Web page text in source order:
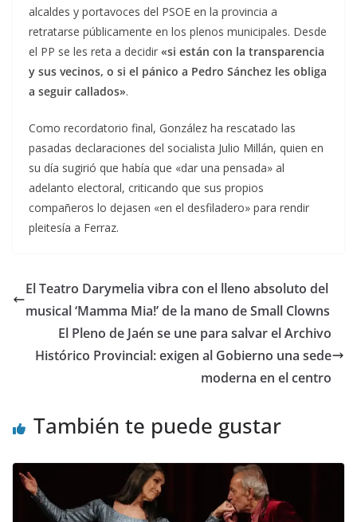
alcaldes y portavoces del PSOE en la provincia a
retratarse públicamente en los plenos municipales. Desde
el PP se les reta a decidir «si están con la transparencia
y sus vecinos, o si el pánico a Pedro Sánchez les obliga
a seguir callados».
Como recordatorio final, González ha rescatado las
pasadas declaraciones del socialista Julio Millán, quien en
su día sugirió que había que «dar una pensada» al
adelanto electoral, criticando que sus propios
compañeros lo dejasen «en el desfiladero» para rendir
pleitesía a Ferraz.
El Teatro Darymelia vibra con el lleno absoluto del
musical ‘Mamma Mia!’ de la mano de Small Clowns
El Pleno de Jaén se une para salvar el Archivo
Histórico Provincial: exigen al Gobierno una sede
moderna en el centro
También te puede gustar